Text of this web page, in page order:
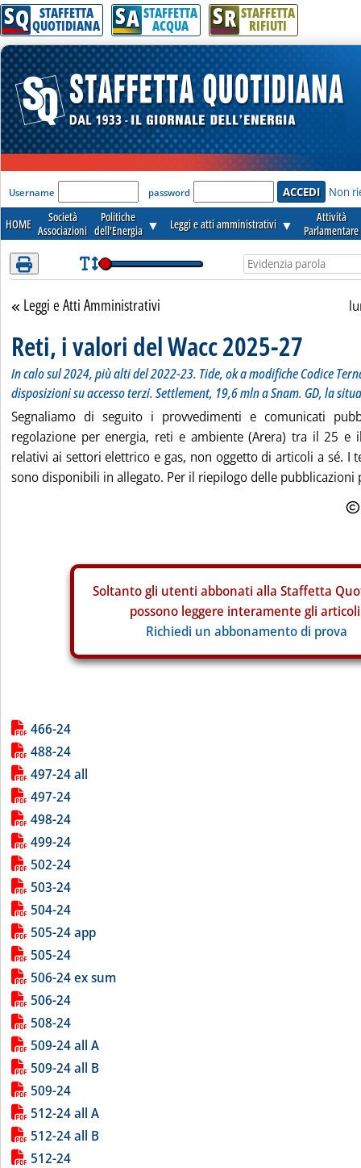
Attenzione! Esegui l'accesso per lèggere interamente la notizia.
SQ STAFFETTA
QUOTIDIANA SA STAFFETTA
ACQUA SR STAFFETTA
RIFIUTI
'Modulo Login per accedere'
Username password Non
HOME
Società
Associazioni
Politiche
dell'Energia ▼ Leggi e atti amministrativi ▼
Attività
Parlamentare
Torna alla sezione
Leggi e Atti Amministrativi
Reti, i valori del Wacc 2025-27
In calo sul 2024, più alti del 2022-23. Tide, ok a modifiche Codice
disposizioni su accesso terzi. Settlement, 19,6 mln a Snam. GD, la
Segnaliamo di seguito i provvedimenti e comunicati
regolazione per energia, reti e ambiente (Arera) tra il 25 e
relativi ai settori elettrico e gas, non oggetto di articoli a sé. I
sono disponibili in allegato. Per il riepilogo delle pubblicazioni
Soltanto gli utenti abbonati alla Staffetta
possono leggere interamente gli
Richiedi un abbonamento di prova
Lista allegati PDF alla notizia
466-24
488-24
497-24 all
497-24
498-24
499-24
502-24
503-24
504-24
505-24 app
505-24
506-24 ex sum
506-24
508-24
509-24 all A
509-24 all B
509-24
512-24 all A
512-24 all B
512-24